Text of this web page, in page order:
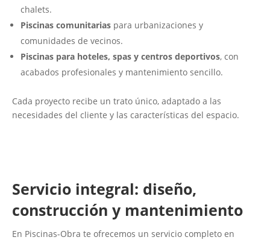
chalets.
Piscinas comunitarias para urbanizaciones y
comunidades de vecinos.
Piscinas para hoteles, spas y centros deportivos, con
acabados profesionales y mantenimiento sencillo.
Cada proyecto recibe un trato único, adaptado a las
necesidades del cliente y las características del espacio.
Servicio integral: diseño,
construcción y mantenimiento
En Piscinas-Obra te ofrecemos un servicio completo en